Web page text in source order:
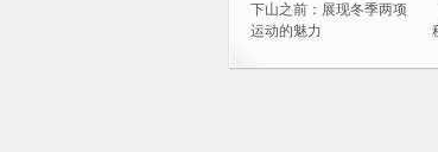
下山之前：展现冬季两项
运动的魅力